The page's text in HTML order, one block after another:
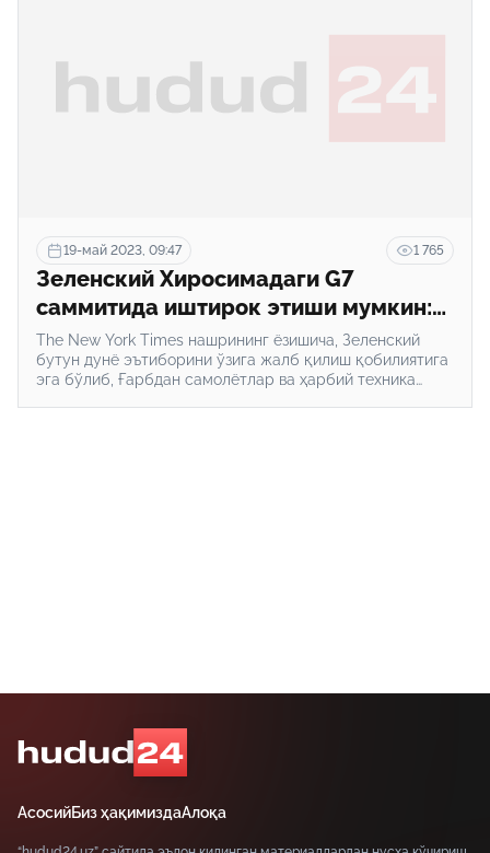
19-май 2023, 09:47 1 765
Зеленский Хиросимадаги G7
саммитида иштирок этиши мумкин:
саммитда қандай муҳокамалар
кутиляпти?
The New York Times нашрининг ёзишича, Зеленский
бутун дунё эътиборини ўзига жалб қилиш қобилиятига
эга бўлиб, Ғарбдан самолётлар ва ҳарбий техника
борасида кўпроқ ёрдам сўрайди ва уларнинг
қўлловига интилади. Германия, Франция, Италия ва
АсосийБиз ҳақимиздаАлоқа